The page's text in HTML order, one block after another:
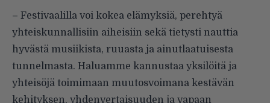
– Festivaalilla voi kokea elämyksiä, perehtyä
yhteiskunnallisiin aiheisiin sekä tietysti nauttia
hyvästä musiikista, ruuasta ja ainutlaatuisesta
tunnelmasta. Haluamme kannustaa yksilöitä ja
yhteisöjä toimimaan muutosvoimana kestävän
kehityksen, yhdenvertaisuuden ja vapaan